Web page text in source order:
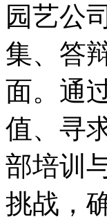
园艺公
集、答
面。通
值、寻
部培训
挑战，